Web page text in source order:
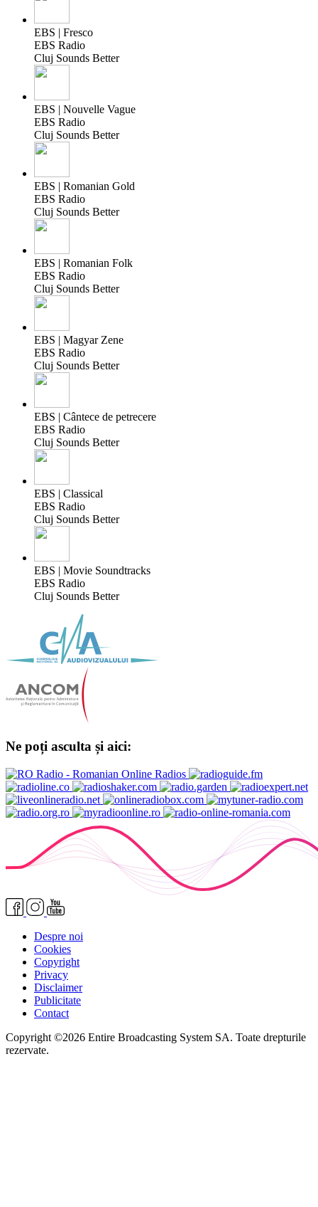
EBS | Fresco
EBS Radio
Cluj Sounds Better
EBS | Nouvelle Vague
EBS Radio
Cluj Sounds Better
EBS | Romanian Gold
EBS Radio
Cluj Sounds Better
EBS | Romanian Folk
EBS Radio
Cluj Sounds Better
EBS | Magyar Zene
EBS Radio
Cluj Sounds Better
EBS | Cântece de petrecere
EBS Radio
Cluj Sounds Better
EBS | Classical
EBS Radio
Cluj Sounds Better
EBS | Movie Soundtracks
EBS Radio
Cluj Sounds Better
Ne poți asculta și aici:
Despre noi
Cookies
Copyright
Privacy
Disclaimer
Publicitate
Contact
Copyright ©2026 Entire Broadcasting System SA. Toate drepturile
rezervate.